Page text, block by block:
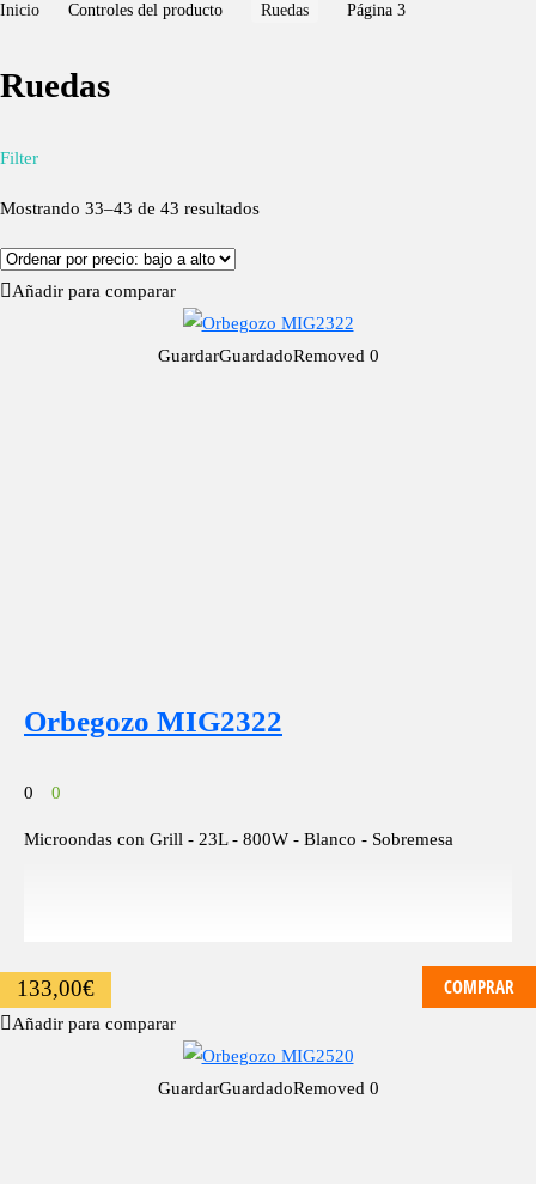
Inicio Controles del producto Ruedas Página 3
Ruedas
Filter
Mostrando 33–43 de 43 resultados
Añadir para comparar
GuardarGuardadoRemoved 0
Orbegozo MIG2322
0 0
Microondas con Grill - 23L - 800W - Blanco - Sobremesa
133,00€ COMPRAR
Añadir para comparar
GuardarGuardadoRemoved 0